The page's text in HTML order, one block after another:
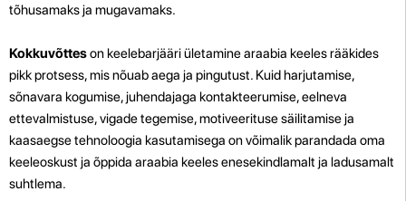
tõhusamaks ja mugavamaks.
Kokkuvõtteson keelebarjääri ületamine araabia keeles rääkides
pikk protsess, mis nõuab aega ja pingutust. Kuid harjutamise,
sõnavara kogumise, juhendajaga kontakteerumise, eelneva
ettevalmistuse, vigade tegemise, motiveerituse säilitamise ja
kaasaegse tehnoloogia kasutamisega on võimalik parandada oma
keeleoskust ja õppida araabia keeles enesekindlamalt ja ladusamalt
suhtlema.